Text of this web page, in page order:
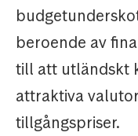
beroende av
till att utländskt
attraktiva
tillgångspriser.